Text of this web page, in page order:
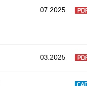
07.2025
03.2025